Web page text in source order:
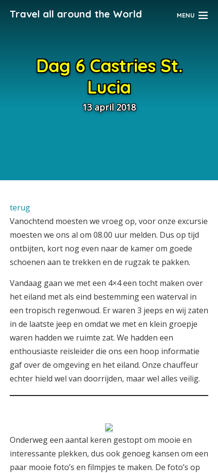
Travel all around the World MENU
Dag 6 Castries St.
Lucia
13 april 2018
terug
Vanochtend moesten we vroeg op, voor onze excursie
moesten we ons al om 08.00 uur melden. Dus op tijd
ontbijten, kort nog even naar de kamer om goede
schoenen aan te trekken en de rugzak te pakken.
Vandaag gaan we met een 4×4 een tocht maken over
het eiland met als eind bestemming een waterval in
een tropisch regenwoud. Er waren 3 jeeps en wij zaten
in de laatste jeep en omdat we met en klein groepje
waren hadden we ruimte zat. We hadden een
enthousiaste reisleider die ons een hoop informatie
gaf over de omgeving en het eiland. Onze chauffeur
echter hield wel van doorrijden, maar wel alles veilig.
Onderweg een aantal keren gestopt om mooie en
interessante plekken, dus ook genoeg kansen om een
paar mooie foto’s en filmpjes te maken. De foto’s op